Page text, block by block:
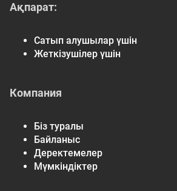
Ақпарат:
Сатып алушылар үшін
Жеткізушілер үшін
Компания
Біз туралы
Байланыс
Деректемелер
Мүмкіндіктер